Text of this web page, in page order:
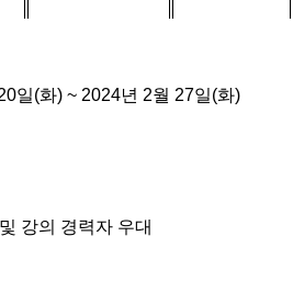
일(화) ~ 2024년 2월 27일(화)
강의 경력자 우대